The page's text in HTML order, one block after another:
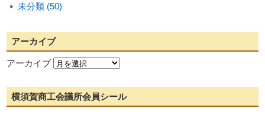
未分類 (50)
アーカイブ
アーカイブ
横須賀商工会議所会員シール